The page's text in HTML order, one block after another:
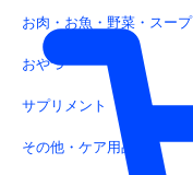
お肉・お魚・野菜・スープ
おやつ
サプリメント
その他・ケア用品